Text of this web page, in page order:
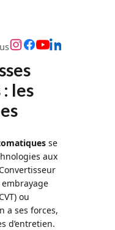
les
se
aux
ou
a ses forces,
d’entretien.